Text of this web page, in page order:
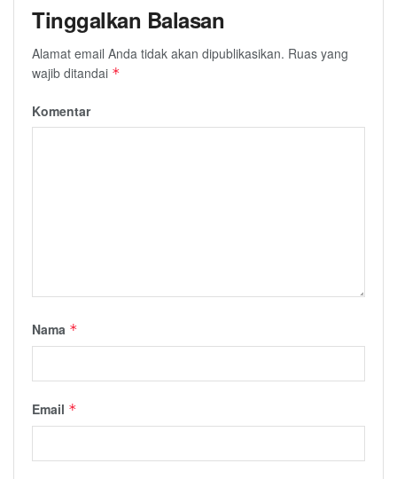
Tinggalkan Balasan
Alamat email Anda tidak akan dipublikasikan. Ruas yang
wajib ditandai *
Komentar
Nama *
Email *